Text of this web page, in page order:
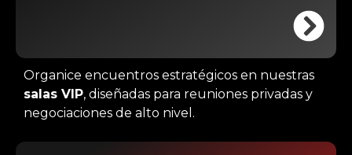
Organice encuentros estratégicos en nuestras
salas VIP, diseñadas para reuniones privadas y
negociaciones de alto nivel.